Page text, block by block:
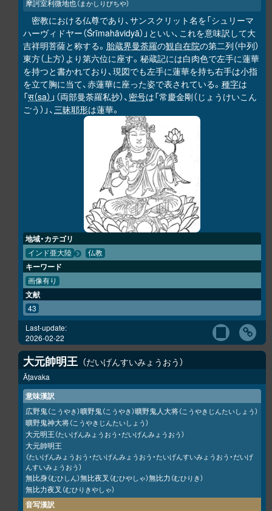
摩訶室利微地也（まかしりびちや）
密教における仏尊であり、サンスクリット名を「シュリーマ
ハーヴィドヤー（Śrīmahāvidyā）」といい、これを意味訳して大
吉祥明菩薩と称する。 胎蔵界曼荼羅の観自在院の第二列（中列）
東方（上方）より第六位に座す。秘蔵記には白肉色で左手に蓮華
を持つと書かれており、現図でも左手に蓮華を持ち右手は小指
を立て胸に当て、赤蓮華に座った姿で表されている。 種字は
「स（sa） 」（両部曼荼羅私抄）、 密号は「常慶金剛（じょうけいこん
ごう）」、三昧耶形は蓮華。
地域・カテゴリ
インド亜大陸 仏教
キーワード
画像有り
文献
43
Last-update:
2026-02-22
大元帥明王 だいげんすいみょうおう
Āṭavaka
意味漢訳
広野鬼（こうやき）曠野鬼（こうやき）曠野鬼人大将（こうやきじんたいしょう）
曠野鬼神大将（こうやきじんたいしょう）
大元明王（たいげんみょうおう・だいげんみょうおう）
大元帥明王
（たいげんみょうおう・だいげんみょうおう・たいげんすいみょうおう・だいげ
んすいみょうおう）
無比身（むひしん）無比夜叉 （むひやしゃ）無比力（むひりき）
無比力夜叉 （むひりきやしゃ）
音写漢訳